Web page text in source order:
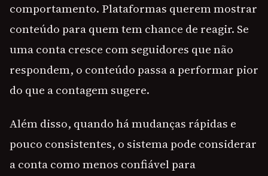
comportamento. Plataformas querem mostrar
conteúdo para quem tem chance de reagir. Se
uma conta cresce com seguidores que não
respondem, o conteúdo passa a performar pior
do que a contagem sugere.
Além disso, quando há mudanças rápidas e
pouco consistentes, o sistema pode considerar
a conta como menos confiável para